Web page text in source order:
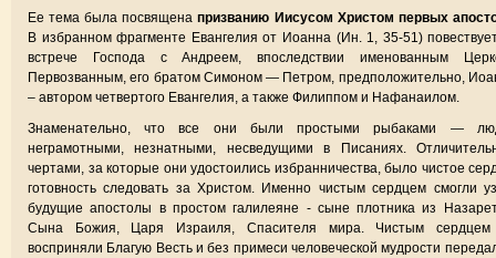
Ее тема была посвященапризванию Иисусом Христом первых
В избранном фрагменте Евангелия от Иоанна (Ин. 1, 35-51)
встрече Господа с Андреем, впоследствии именованным
Первозванным, его братом Симоном — Петром, предположительно,
– автором четвертого Евангелия, а также Филиппом и Нафанаилом.
Знаменательно, что все они были простыми рыбаками —
неграмотными, незнатными, несведущими в Писаниях.
чертами, за которые они удостоились избранничества, было чистое
готовность следовать за Христом. Именно чистым сердцем смогли
будущие апостолы в простом галилеяне - сыне плотника из
Сына Божия, Царя Израиля, Спасителя мира. Чистым
восприняли Благую Весть и без примеси человеческой мудрости